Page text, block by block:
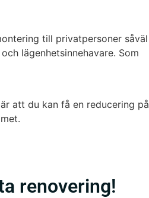
till privatpersoner såväl
lägenhetsinnehavare. Som
att du kan få en reducering på
renovering!